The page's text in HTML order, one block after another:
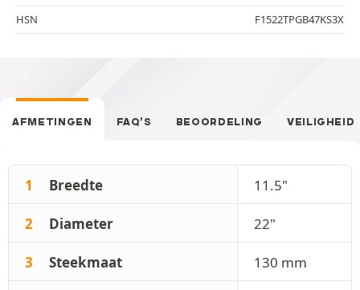
HSN
F1522TPGB47KS3X
AFMETINGEN FAQ’S BEOORDELING VEILIGHEID
1 Breedte 11.5"
2 Diameter 22"
3 Steekmaat 130 mm